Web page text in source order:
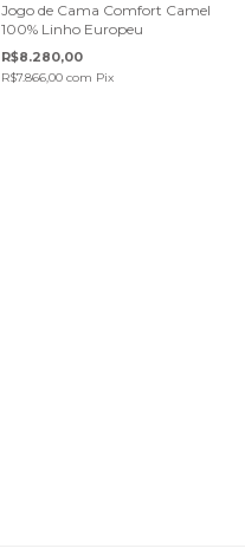
Jogo de Cama Comfort Camel
100% Linho Europeu
R$8.280,00
R$7.866,00 com Pix